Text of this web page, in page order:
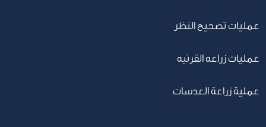
عمليات تصحيح النظر
عمليات زراعه القرنيه
عملية زراعة العدسات